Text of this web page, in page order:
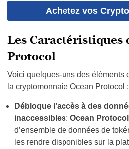
Achetez vos
Les Caractéristiques
Protocol
Voici quelques-uns des éléments
la cryptomonnaie Ocean Protocol :
Débloque l’accès à des
inaccessibles: Ocean Protocol
d’ensemble de données de
les rendre disponibles sur la